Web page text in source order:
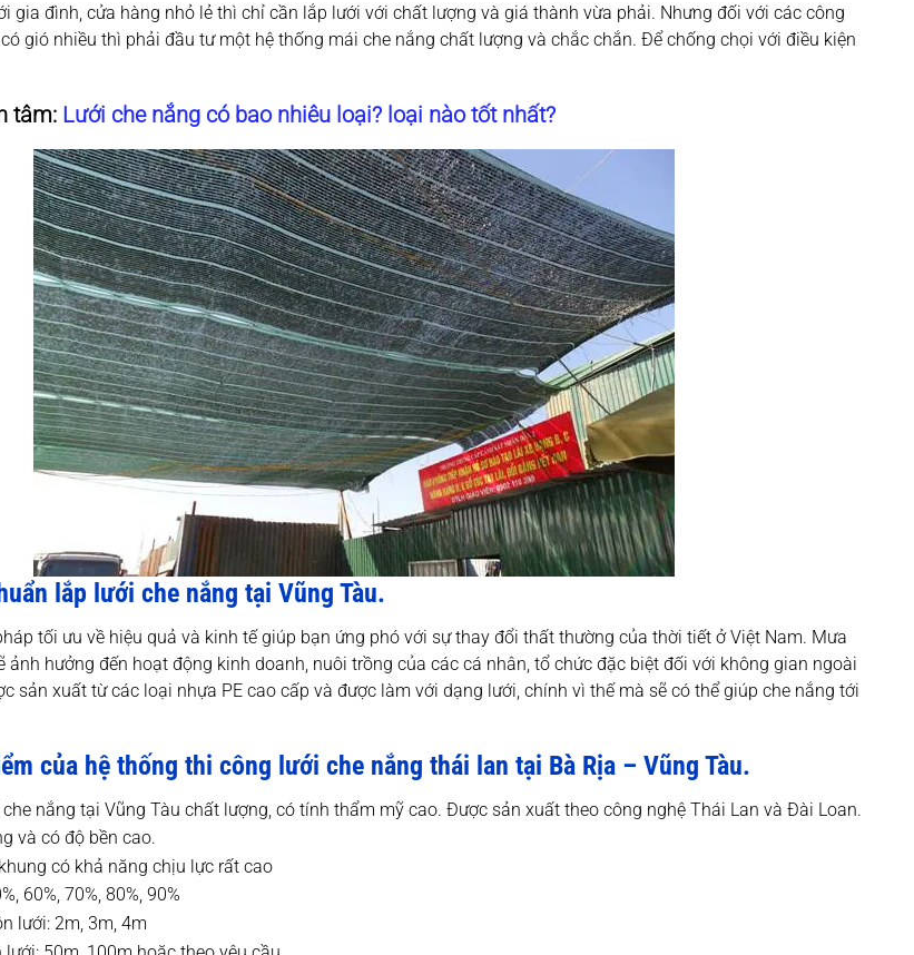
gia đình, cửa hàng nhỏ lẻ thì chỉ cần lắp lưới với chất lượng và giá thành vừa phải. Nhưng đối với các công
gió nhiều thì phải đầu tư một hệ thống mái che nắng chất lượng và chắc chắn. Để chống chọi với điều kiện
tâm: Lưới che nắng có bao nhiêu loại? loại nào tốt nhất?
lắp lưới che nắng tại Vũng Tàu.
tối ưu về hiệu quả và kinh tế giúp bạn ứng phó với sự thay đổi thất thường của thời tiết ở Việt Nam. Mưa
ảnh hưởng đến hoạt động kinh doanh, nuôi trồng của các cá nhân, tổ chức đặc biệt đối với không gian ngoài
sản xuất từ các loại nhựa PE cao cấp và được làm với dạng lưới, chính vì thế mà sẽ có thể giúp che nắng tới
của hệ thống thi công lưới che nắng thái lan tại Bà Rịa – Vũng Tàu.
nắng tại Vũng Tàu chất lượng, có tính thẩm mỹ cao. Được sản xuất theo công nghệ Thái Lan và Đài Loan.
và có độ bền cao.
có khả năng chịu lực rất cao
60%, 70%, 80%, 90%
lưới: 2m, 3m, 4m